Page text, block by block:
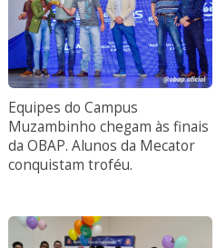
Equipes do Campus
Muzambinho chegam às finais
da OBAP. Alunos da Mecator
conquistam troféu.